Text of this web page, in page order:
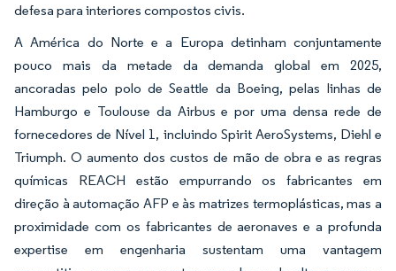
defesa para interiores compostos civis.
A América do Norte e a Europa detinham conjuntamente
pouco mais da metade da demanda global em 2025,
ancoradas pelo polo de Seattle da Boeing, pelas linhas de
Hamburgo e Toulouse da Airbus e por uma densa rede de
fornecedores de Nível 1, incluindo Spirit AeroSystems, Diehl e
Triumph. O aumento dos custos de mão de obra e as regras
químicas REACH estão empurrando os fabricantes em
direção à automação AFP e às matrizes termoplásticas, mas a
proximidade com os fabricantes de aeronaves e a profunda
expertise em engenharia sustentam uma vantagem